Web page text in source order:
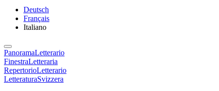
Deutsch
Français
Italiano
PanoramaLetterario
FinestraLetteraria
RepertorioLetterario
LetteraturaSvizzera